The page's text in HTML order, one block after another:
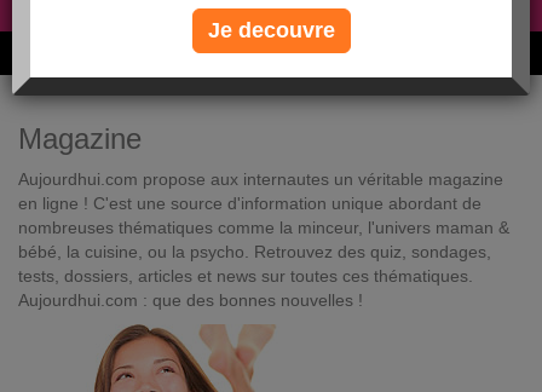
Non, je préfère le régime gratuit
6M de personnes ont maigri et réappris à manger avec nous
Magazine
Aujourdhui.com propose aux internautes un véritable magazine
en ligne ! C'est une source d'information unique abordant de
nombreuses thématiques comme la minceur, l'univers maman &
bébé, la cuisine, ou la psycho. Retrouvez des quiz, sondages,
tests, dossiers, articles et news sur toutes ces thématiques.
Aujourdhui.com : que des bonnes nouvelles !
Je decouvre